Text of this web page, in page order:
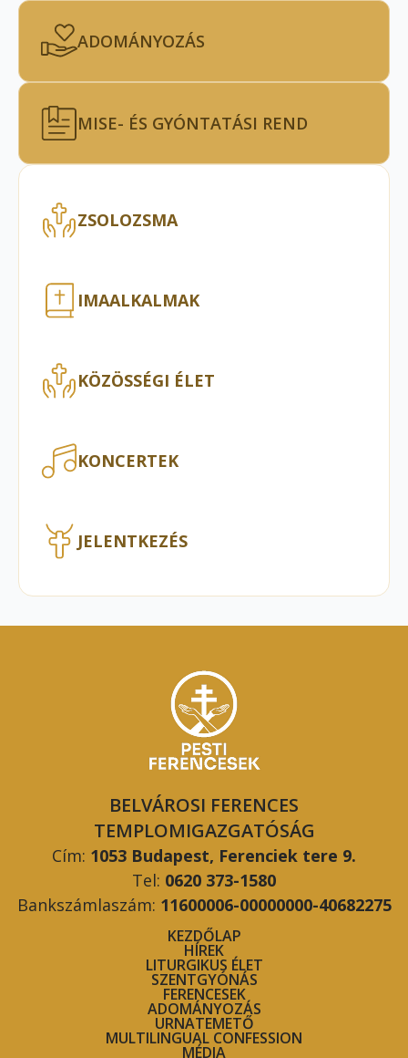
ADOMÁNYOZÁS
MISE- ÉS GYÓNTATÁSI REND
ZSOLOZSMA
IMAALKALMAK
KÖZÖSSÉGI ÉLET
KONCERTEK
JELENTKEZÉS
BELVÁROSI FERENCES
TEMPLOMIGAZGATÓSÁG
Cím: 1053 Budapest, Ferenciek tere 9.
Tel: 0620 373-1580
Bankszámlaszám: 11600006-00000000-40682275
KEZDŐLAP
HÍREK
LITURGIKUS ÉLET
SZENTGYÓNÁS
FERENCESEK
ADOMÁNYOZÁS
URNATEMETŐ
MULTILINGUAL CONFESSION
MÉDIA